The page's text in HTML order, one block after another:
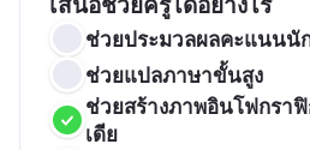
ช่วยประมวลผลคะแนนนั
ช่วยแปลภาษาขั้นสูง
ช่วยสร้างภาพอินโฟกรา
เดีย